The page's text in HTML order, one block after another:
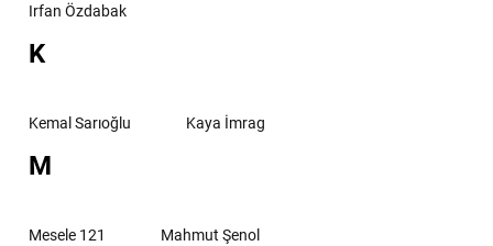
Irfan Özdabak
K
Kemal Sarıoğlu Kaya İmrag
M
Mesele 121
Mahmut Şenol